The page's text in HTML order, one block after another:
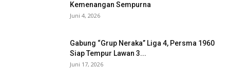
Kemenangan Sempurna
Juni 4, 2026
Gabung “Grup Neraka” Liga 4, Persma 1960
Siap Tempur Lawan 3...
Juni 17, 2026